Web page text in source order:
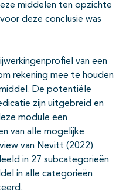
middelen ten opzichte
deze conclusie was
van een
rekening mee te houden
De potentiële
zijn uitgebreid en
module een
van alle mogelijke
van Nevitt (2022)
in 27 subcategorieën
in alle categorieën